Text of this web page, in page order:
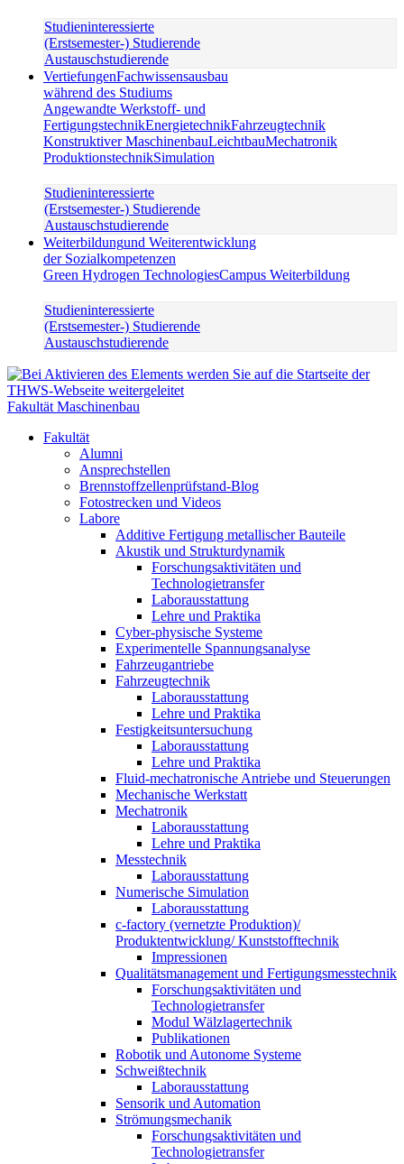
Studieninteressierte
(Erstsemester-) Studierende
Austauschstudierende
VertiefungenFachwissensausbau
während des Studiums
Angewandte Werkstoff- und
FertigungstechnikEnergietechnikFahrzeugtechnik
Konstruktiver MaschinenbauLeichtbauMechatronik
ProduktionstechnikSimulation
Studieninteressierte
(Erstsemester-) Studierende
Austauschstudierende
Weiterbildungund Weiterentwicklung
der Sozialkompetenzen
Green Hydrogen TechnologiesCampus Weiterbildung
Studieninteressierte
(Erstsemester-) Studierende
Austauschstudierende
Fakultät Maschinenbau
Fakultät
Alumni
Ansprechstellen
Brennstoffzellenprüfstand-Blog
Fotostrecken und Videos
Labore
Additive Fertigung metallischer Bauteile
Akustik und Strukturdynamik
Forschungsaktivitäten und
Technologietransfer
Laborausstattung
Lehre und Praktika
Cyber-physische Systeme
Experimentelle Spannungsanalyse
Fahrzeugantriebe
Fahrzeugtechnik
Laborausstattung
Lehre und Praktika
Festigkeitsuntersuchung
Laborausstattung
Lehre und Praktika
Fluid-mechatronische Antriebe und Steuerungen
Mechanische Werkstatt
Mechatronik
Laborausstattung
Lehre und Praktika
Messtechnik
Laborausstattung
Numerische Simulation
Laborausstattung
c-factory (vernetzte Produktion)/
Produktentwicklung/ Kunststofftechnik
Impressionen
Qualitätsmanagement und Fertigungsmesstechnik
Forschungsaktivitäten und
Technologietransfer
Modul Wälzlagertechnik
Publikationen
Robotik und Autonome Systeme
Schweißtechnik
Laborausstattung
Sensorik und Automation
Strömungsmechanik
Forschungsaktivitäten und
Technologietransfer